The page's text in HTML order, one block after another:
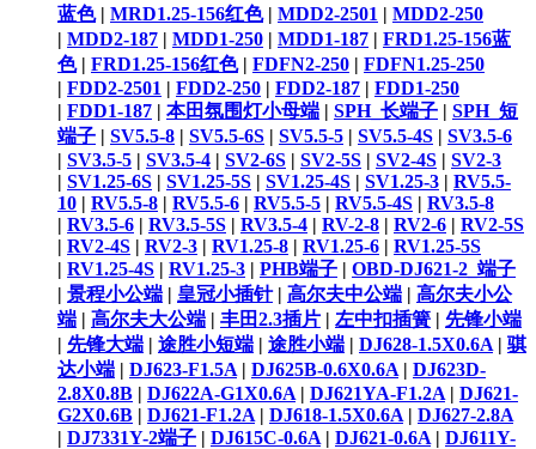
蓝色| MRD1.25-156红色| MDD2-2501 | MDD2-250
| MDD2-187 | MDD1-250 | MDD1-187 | FRD1.25-156蓝
色| FRD1.25-156红色| FDFN2-250 | FDFN1.25-250
| FDD2-2501 | FDD2-250 | FDD2-187 | FDD1-250
| FDD1-187 | 本田氛围灯小母端 | SPH_长端子 | SPH_短
端子 | SV5.5-8 | SV5.5-6S | SV5.5-5 | SV5.5-4S | SV3.5-6
| SV3.5-5 | SV3.5-4 | SV2-6S | SV2-5S | SV2-4S | SV2-3
| SV1.25-6S | SV1.25-5S | SV1.25-4S | SV1.25-3 | RV5.5-
10 | RV5.5-8 | RV5.5-6 | RV5.5-5 | RV5.5-4S | RV3.5-8
| RV3.5-6 | RV3.5-5S | RV3.5-4 | RV-2-8 | RV2-6 | RV2-5S
| RV2-4S | RV2-3 | RV1.25-8 | RV1.25-6 | RV1.25-5S
| RV1.25-4S | RV1.25-3 | PHB端子 | OBD-DJ621-2_端子
| 景程小公端 | 皇冠小插针| 高尔夫中公端 | 高尔夫小公
端 | 高尔夫大公端 | 丰田2.3插片 | 左中扣插簧 | 先锋小端
| 先锋大端 | 途胜小短端 | 途胜小端 | DJ628-1.5X0.6A | 骐
达小端 | DJ623-F1.5A | DJ625B-0.6X0.6A | DJ623D-
2.8X0.8B | DJ622A-G1X0.6A | DJ621YA-F1.2A | DJ621-
G2X0.6B | DJ621-F1.2A | DJ618-1.5X0.6A | DJ627-2.8A
| DJ7331Y-2端子 | DJ615C-0.6A | DJ621-0.6A | DJ611Y-